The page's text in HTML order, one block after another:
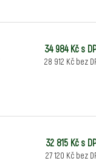
34 984 Kč s
28 912 Kč bez
32 815 Kč s
27 120 Kč bez